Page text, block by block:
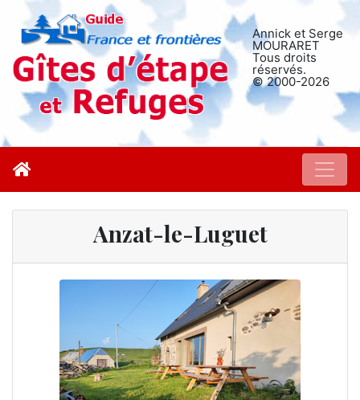
Annick et Serge
MOURARET
Tous droits
réservés.
© 2000-2026
Anzat-le-Luguet